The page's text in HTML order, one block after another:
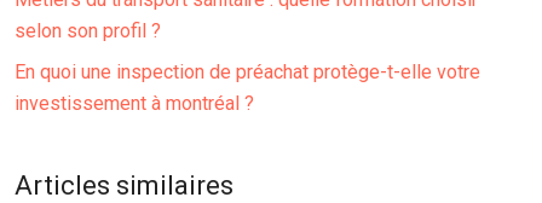
selon son profil ?
En quoi une inspection de préachat protège-t-elle votre
investissement à montréal ?
Articles similaires